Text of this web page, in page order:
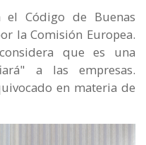
Código de Buenas
la Comisión Europea.
que es una
a las empresas.
en materia de